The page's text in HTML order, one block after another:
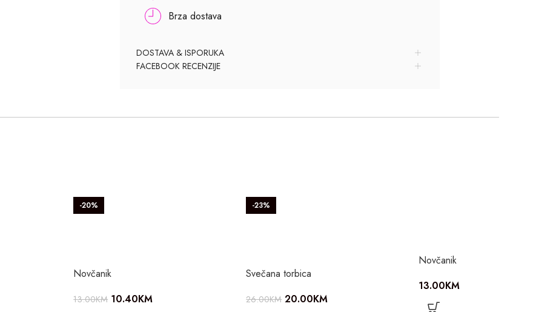
Brza dostava
DOSTAVA & ISPORUKA
FACEBOOK RECENZIJE
-20%
Novčanik
13.00KM 10.40KM
-23%
Svečana torbica
26.00KM 20.00KM
Novčanik
13.00KM